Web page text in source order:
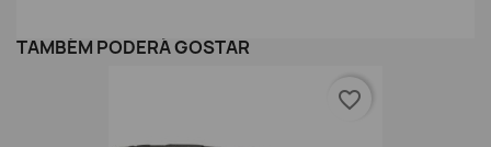
TAMBÉM PODERÁ GOSTAR
favorite_border